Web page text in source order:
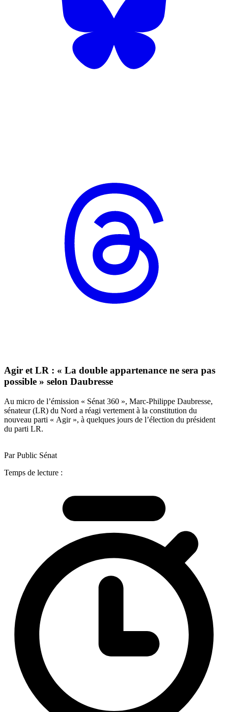
Agir et LR : « La double appartenance ne sera pas
possible » selon Daubresse
Au micro de l’émission « Sénat 360 », Marc-Philippe Daubresse,
sénateur (LR) du Nord a réagi vertement à la constitution du
nouveau parti « Agir », à quelques jours de l’élection du président
du parti LR.
Par Public Sénat
Temps de lecture :